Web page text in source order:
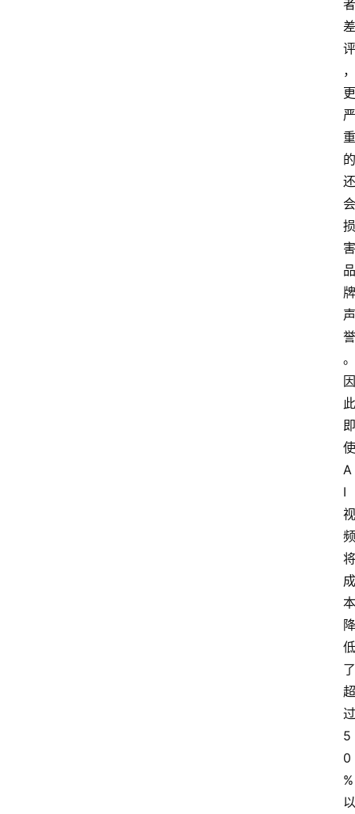
者
差
评
，
更
严
重
的
还
会
损
害
品
牌
声
誉
。
因
此
即
使
A
I
视
频
将
成
本
降
低
了
超
过
5
0
%
以